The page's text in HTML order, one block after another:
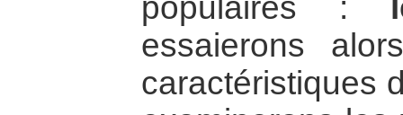
populaires :
essaierons
caractéristiques